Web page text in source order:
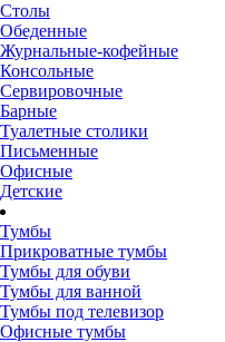
Столы
Обеденные
Журнальные-кофейные
Консольные
Сервировочные
Барные
Туалетные столики
Письменные
Офисные
Детские
Тумбы
Прикроватные тумбы
Тумбы для обуви
Тумбы для ванной
Тумбы под телевизор
Офисные тумбы